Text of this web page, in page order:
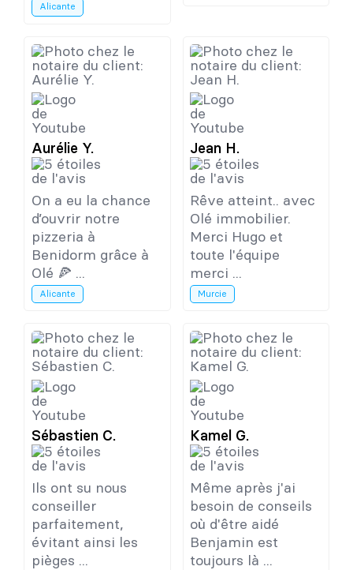
Alicante
Aurélie Y.
On a eu la chance
d’ouvrir notre
pizzeria à
Benidorm grâce à
Olé 🍕 ...
Alicante
Jean H.
Rêve atteint.. avec
Olé immobilier.
Merci Hugo et
toute l'équipe
merci ...
Murcie
Sébastien C.
Ils ont su nous
conseiller
parfaitement,
évitant ainsi les
pièges ...
Kamel G.
Même après j'ai
besoin de conseils
où d'être aidé
Benjamin est
toujours là ...